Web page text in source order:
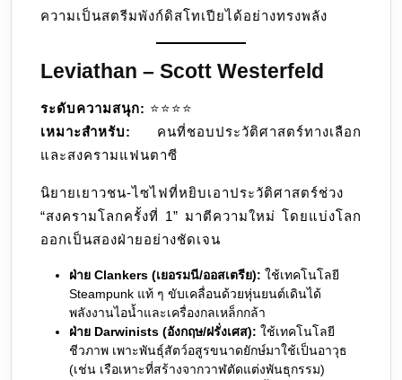
ความเป็นสตรีมพังก์ดิสโทเปียได้อย่างทรงพลัง
Leviathan – Scott Westerfeld
ระดับความสนุก: ⭐️⭐️⭐️⭐️
เหมาะสำหรับ:
คนที่ชอบประวัติศาสตร์ทางเลือก
และสงครามแฟนตาซี
นิยายเยาวชน-ไซไฟที่หยิบเอาประวัติศาสตร์ช่วง
“สงครามโลกครั้งที่ 1” มาตีความใหม่ โดยแบ่งโลก
ออกเป็นสองฝ่ายอย่างชัดเจน
ฝ่าย Clankers (เยอรมนี/ออสเตรีย): ใช้เทคโนโลยี
Steampunk แท้ ๆ ขับเคลื่อนด้วยหุ่นยนต์เดินได้
พลังงานไอน้ำและเครื่องกลเหล็กกล้า
ฝ่าย Darwinists (อังกฤษ/ฝรั่งเศส): ใช้เทคโนโลยี
ชีวภาพ เพาะพันธุ์สัตว์อสูรขนาดยักษ์มาใช้เป็นอาวุธ
(เช่น เรือเหาะที่สร้างจากวาฬตัดแต่งพันธุกรรม)